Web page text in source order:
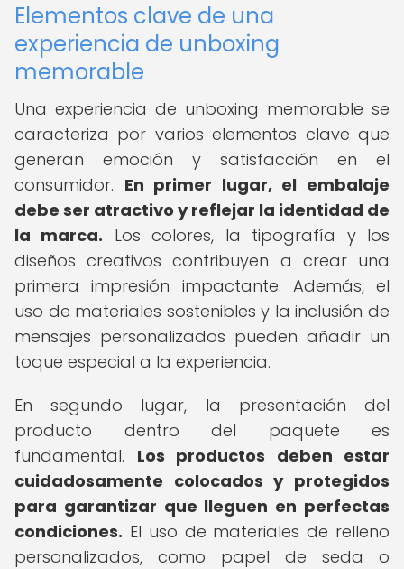
Elementos clave de una
experiencia de unboxing
memorable
Una experiencia de unboxing memorable se
caracteriza por varios elementos clave que
generan emoción y satisfacción en el
consumidor. En primer lugar, el embalaje
debe ser atractivo y reflejar la identidad de
la marca. Los colores, la tipografía y los
diseños creativos contribuyen a crear una
primera impresión impactante. Además, el
uso de materiales sostenibles y la inclusión de
mensajes personalizados pueden añadir un
toque especial a la experiencia.
En segundo lugar, la presentación del
producto dentro del paquete es
fundamental. Los productos deben estar
cuidadosamente colocados y protegidos
para garantizar que lleguen en perfectas
condiciones. El uso de materiales de relleno
personalizados, como papel de seda o